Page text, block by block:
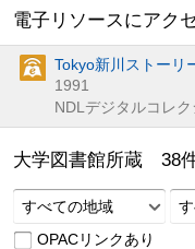
電子リソースにアク
Tokyo新川ストーリ
1991
NDLデジタルコレク
大学図書館所蔵 38
すべての地域
OPACリンクあり